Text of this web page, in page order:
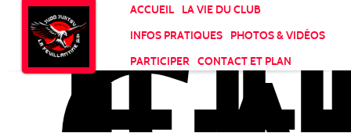
ACCUEIL
LA VIE DU CLUB
INFOS PRATIQUES
PHOTOS & VIDÉOS
PARTICIPER
CONTACT ET PLAN
Panneau de gestion des cookies